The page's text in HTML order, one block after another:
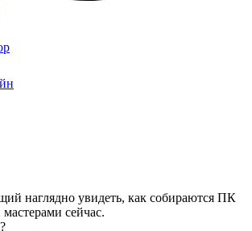
наглядно увидеть, как собираются ПК
сейчас.